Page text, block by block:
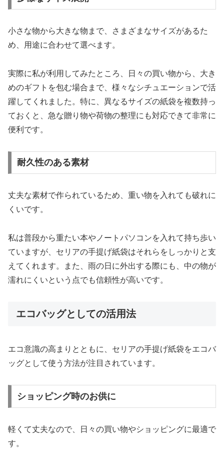
小さな物から大きな物まで、さまざまなサイズがあるた
め、用途に合わせて選べます。
実際に私が利用してみたところ、日々の買い物から、大き
めのギフトを包む場合まで、様々なシチュエーションで活
躍してくれました。特に、異なるサイズの紙袋を複数持っ
ておくと、急な贈り物や荷物の整理にも対応できて非常に
便利です。
耐久性のある素材
丈夫な素材で作られているため、重い物を入れても破れに
くいです。
私は普段から重たい本やノートパソコンを入れて持ち歩い
ていますが、セリアの手提げ紙袋はそれらをしっかりと支
えてくれます。また、雨の日に外出する際にも、中の物が
濡れにくいという点でも信頼性が高いです。
エコバッグとしての活用法
エコ意識の高まりとともに、セリアの手提げ紙袋をエコバ
ッグとして使う方法が注目されています。
ショッピング時のお供に
軽くて丈夫なので、日々の買い物やショッピングに最適で
す。